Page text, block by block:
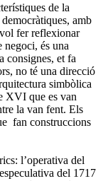
de la
amb
fer reflexionar
negoci, és una
consignes, et fa
no té una direcció
simbòlica
XVI que es van
la van fent. Els
fan construccions
l’operativa del
del 1717